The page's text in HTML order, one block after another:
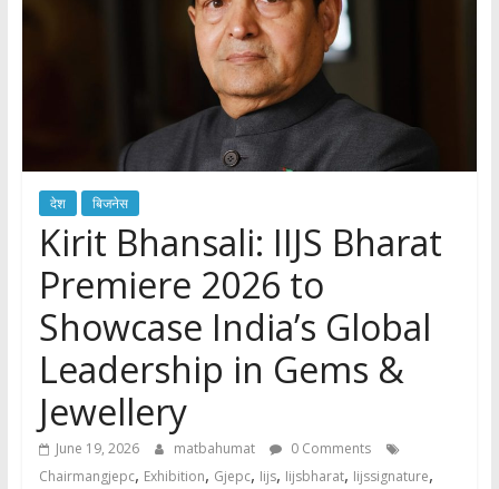
देश बिजनेस
Kirit Bhansali: IIJS Bharat
Premiere 2026 to
Showcase India’s Global
Leadership in Gems &
Jewellery
June 19, 2026 matbahumat
0 Comments
Chairmangjepc, Exhibition, Gjepc, Iijs, Iijsbharat, Iijssignature,